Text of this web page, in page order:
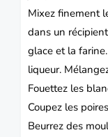
Mixez finement
dans un
glace et la farine.
liqueur.
Fouettez les
Coupez les
Beurrez des